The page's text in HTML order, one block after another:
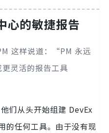
心的敏捷报告
这样说道：“PM 永远
灵活的报告工具
们从头开始组建 DevEx
的任何工具。由于没有现